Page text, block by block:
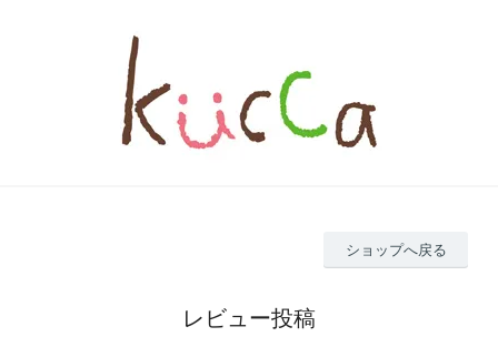
ショップへ戻る
レビュー投稿